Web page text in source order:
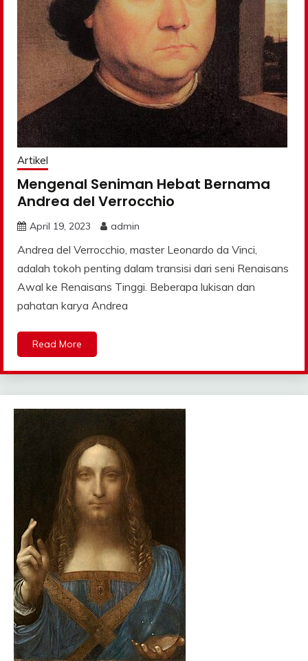
Artikel
Mengenal Seniman Hebat Bernama
Andrea del Verrocchio
April 19, 2023 admin
Andrea del Verrocchio, master Leonardo da Vinci,
adalah tokoh penting dalam transisi dari seni Renaisans
Awal ke Renaisans Tinggi. Beberapa lukisan dan
pahatan karya Andrea
Read More